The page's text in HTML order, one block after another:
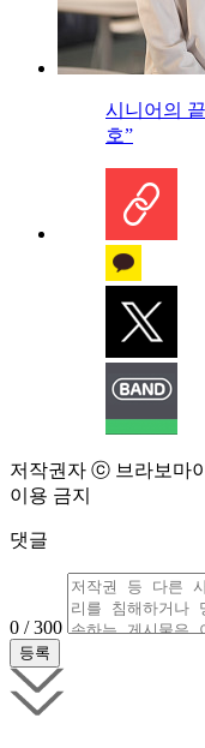
시니어의
호”
저작권자 ⓒ 브라보마
이용 금지
댓글
0 / 300